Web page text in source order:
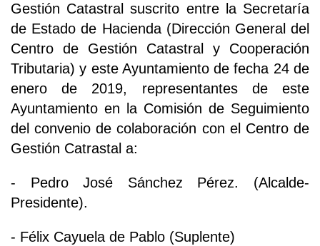
Gestión Catastral suscrito entre la Secretaría
de Estado de Hacienda (Dirección General del
Centro de Gestión Catastral y Cooperación
Tributaria) y este Ayuntamiento de fecha 24 de
enero de 2019, representantes de este
Ayuntamiento en la Comisión de Seguimiento
del convenio de colaboración con el Centro de
Gestión Catrastal a:
- Pedro José Sánchez Pérez. (Alcalde-
Presidente).
- Félix Cayuela de Pablo (Suplente)